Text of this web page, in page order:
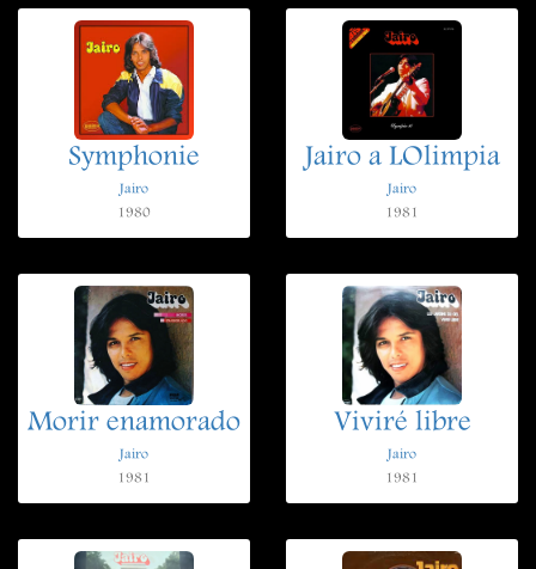
Symphonie
Jairo
1980
Jairo a LOlimpia
Jairo
1981
Morir enamorado
Jairo
1981
Viviré libre
Jairo
1981